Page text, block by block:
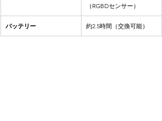
（RGBDセンサー）
バッテリー 約2.5時間（交換可能）